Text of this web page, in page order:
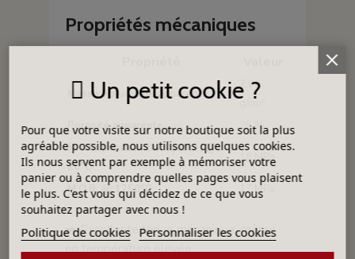
Propriétés mécaniques
Masse volumique apparente
2,00
Porosité apparente
25 %
M.O.R. (Module de rupture) @
20°C
18 MPa
M.O.R. @ 1250°C 17 MPa
➡️ Excellente tenue mécanique, même
en température élevée.
Un petit cookie ?
Pour que votre visite sur notre boutique soit la plus
agréable possible, nous utilisons quelques cookies.
Ils nous servent par exemple à mémoriser votre
panier ou à comprendre quelles pages vous plaisent
le plus. C'est vous qui décidez de ce que vous
souhaitez partager avec nous !
Politique de cookies Personnaliser les cookies